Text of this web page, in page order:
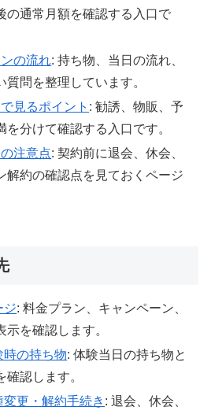
の通常月額を確認する入口で
の流れ: 持ち物、当日の流れ、
質問を整理しています。
見るポイント : 勧誘、物販、予
分けて確認する入口です。
注意点: 契約前に退会、休会、
解約の確認点を見ておくページ
ジ: 料金プラン、キャンペーン、
示を確認します。
時の持ち物: 体験当日の持ち物と
認します。
更・解約手続き : 退会、休会、